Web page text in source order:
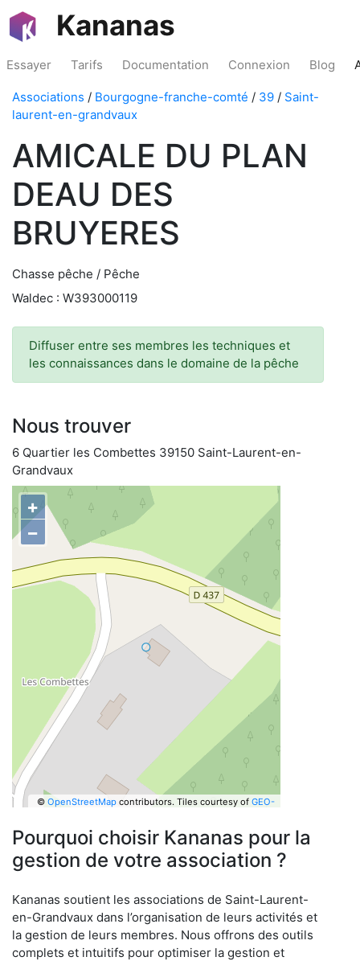
Kananas
Essayer Tarifs Documentation Connexion Blog
Associations / Bourgogne-franche-comté / 39 / Saint-
laurent-en-grandvaux
AMICALE DU PLAN
DEAU DES
BRUYERES
Chasse pêche / Pêche
Waldec : W393000119
Diffuser entre ses membres les techniques et
les connaissances dans le domaine de la pêche
Nous trouver
6 Quartier les Combettes 39150 Saint-Laurent-en-
Grandvaux
+
−
© OpenStreetMapcontributors. Tiles courtesy of GEO-
Pourquoi choisir Kananas pour la
gestion de votre association ?
Kananas soutient les associations de Saint-Laurent-
en-Grandvaux dans l’organisation de leurs activités et
la gestion de leurs membres. Nous offrons des outils
complets et intuitifs pour optimiser la gestion et